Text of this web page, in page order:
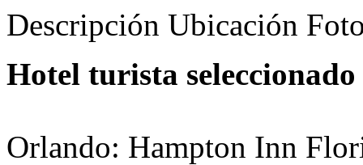
Descripción Ubicación
Hotel turista
Orlando: Hampton Inn